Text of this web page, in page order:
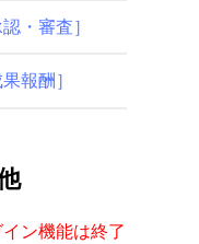
・審査］
報酬］
ン機能は終了